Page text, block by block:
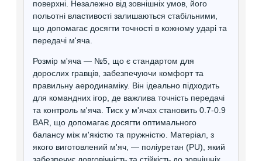
поверхні. Незалежно від зовнішніх умов, його
польотні властивості залишаються стабільними,
що допомагає досягти точності в кожному ударі та
передачі м'яча.
Розмір м'яча — №5, що є стандартом для
дорослих гравців, забезпечуючи комфорт та
правильну аеродинаміку. Він ідеально підходить
для командних ігор, де важлива точність передачі
та контроль м'яча. Тиск у м'ячах становить 0.7-0.9
BAR, що допомагає досягти оптимального
балансу між м'якістю та пружністю. Матеріал, з
якого виготовлений м'яч, — поліуретан (PU), який
забезпечує довговічність та стійкість до зовнішніх